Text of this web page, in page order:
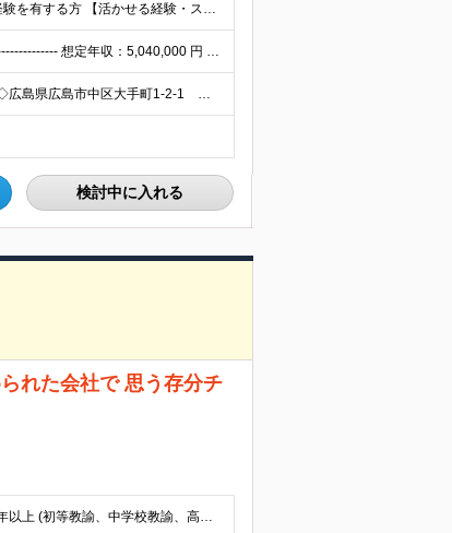
ポジションマッチ登録対象職種において、何かしらの知識・経験を有する方 【活かせる経験・スキル】 ポジションマッチ登録対象職種に関連する知識・経験 ※該当ポジションが数多く存在する為、様々な経験が活か
※経験・スキルを考慮の上、決定します。 ▼参考情報 ----------------------- 想定年収：5,040,000 円 - 12,000,000円 ※固定残業代45時間分（87,40
◇東京都渋谷区恵比寿4-20-3 恵比寿ガーデンプレイス29階 ◇広島県広島市中区大手町1-2-1 おりづるタワー6F ◇沖縄県那覇市前島3丁目25番1号 泊ふ頭旅客ターミナルビルディング2F ※（
検討中に入れる
れた会社で 思う存分チ
・正社員として販売・営業経験1年以上 or ITエンジニア経験1年以上 (初等教諭、中学校教諭、高校教諭の免許状を保有し実務経験1年以上も可)